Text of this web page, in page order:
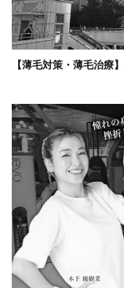
【薄毛対策・薄毛治療